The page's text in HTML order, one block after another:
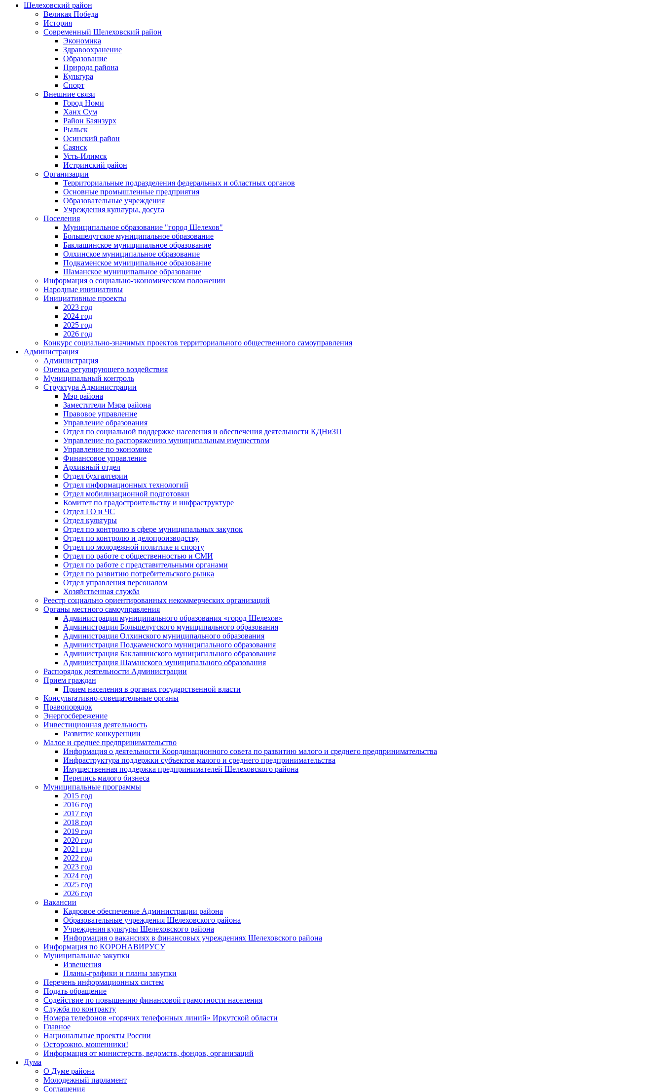
Шелеховский район
Великая Победа
История
Современный Шелеховский район
Экономика
Здравоохранение
Образование
Природа района
Культура
Спорт
Внешние связи
Город Номи
Ханх Сум
Район Баянзурх
Рыльск
Осинский район
Саянск
Усть-Илимск
Истринский район
Организации
Территориальные подразделения федеральных и областных органов
Основные промышленные предприятия
Образовательные учреждения
Учреждения культуры, досуга
Поселения
Муниципальное образование "город Шелехов"
Большелугское муниципальное образование
Баклашинское муниципальное образование
Олхинское муниципальное образование
Подкаменское муниципальное образование
Шаманское муниципальное образование
Информация о социально-экономическом положении
Народные инициативы
Инициативные проекты
2023 год
2024 год
2025 год
2026 год
Конкурс социально-значимых проектов территориального общественного самоуправления
Администрация
Администрация
Оценка регулирующего воздействия
Муниципальный контроль
Структура Администрации
Мэр района
Заместители Мэра района
Правовое управление
Управление образования
Отдел по социальной поддержке населения и обеспечения деятельности КДНиЗП
Управление по распоряжению муниципальным имуществом
Управление по экономике
Финансовое управление
Архивный отдел
Отдел бухгалтерии
Отдел информационных технологий
Отдел мобилизационной подготовки
Комитет по градостроительству и инфраструктуре
Отдел ГО и ЧС
Отдел культуры
Отдел по контролю в сфере муниципальных закупок
Отдел по контролю и делопроизводству
Отдел по молодежной политике и спорту
Отдел по работе с общественностью и СМИ
Отдел по работе с представительными органами
Отдел по развитию потребительского рынка
Отдел управления персоналом
Хозяйственная служба
Реестр социально ориентированных некоммерческих организаций
Органы местного самоуправления
Администрация муниципального образования «город Шелехов»
Администрация Большелугского муниципального образования
Администрация Олхинского муниципального образования
Администрация Подкаменского муниципального образования
Администрация Баклашинского муниципального образования
Администрация Шаманского муниципального образования
Распорядок деятельности Администрации
Прием граждан
Прием населения в органах государственной власти
Консультативно-совещательные органы
Правопорядок
Энергосбережение
Инвестиционная деятельность
Развитие конкуренции
Малое и среднее предпринимательство
Информация о деятельности Координационного совета по развитию малого и среднего предпринимательства
Инфраструктура поддержки субъектов малого и среднего предпринимательства
Имущественная поддержка предпринимателей Шелеховского района
Перепись малого бизнеса
Муниципальные программы
2015 год
2016 год
2017 год
2018 год
2019 год
2020 год
2021 год
2022 год
2023 год
2024 год
2025 год
2026 год
Вакансии
Кадровое обеспечение Администрации района
Образовательные учреждения Шелеховского района
Учреждения культуры Шелеховского района
Информация о вакансиях в финансовых учреждениях Шелеховского района
Информация по КОРОНАВИРУСУ
Муниципальные закупки
Извещения
Планы-графики и планы закупки
Перечень информационных систем
Подать обращение
Содействие по повышению финансовой грамотности населения
Служба по контракту
Номера телефонов «горячих телефонных линий» Иркутской области
Главное
Национальные проекты России
Осторожно, мошенники!
Информация от министерств, ведомств, фондов, организаций
Дума
О Думе района
Молодежный парламент
Соглашения